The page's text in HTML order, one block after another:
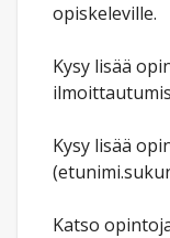
opiskeleville.
Kysy lisää
Kysy lisää
Katso